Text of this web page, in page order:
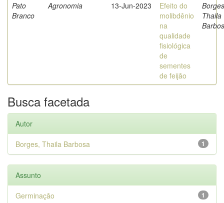
Pato
Branco
Agronomia 13-Jun-2023
Efeito do
molibdênio
na
qualidade
fisiológica
de
sementes
de feijão
Thaila
Busca facetada
Autor
1
Borges, Thaila Barbosa
Assunto
1
Germinação